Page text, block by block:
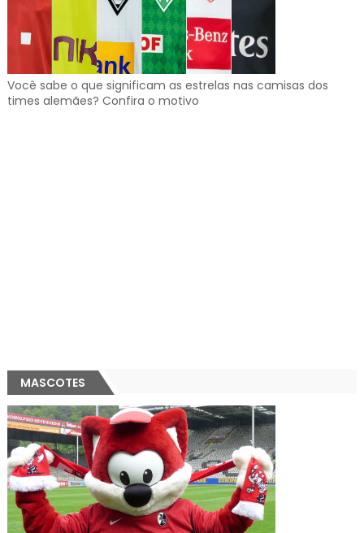
Você sabe o que significam as estrelas nas camisas dos
times alemães? Confira o motivo
MASCOTES